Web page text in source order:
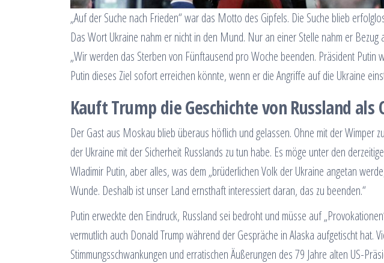
„Auf der Suche nach Frieden“ war das Motto des Gipfels. Die Suche blieb
Das Wort Ukraine nahm er nicht in den Mund. Nur an einer Stelle nahm er Bezug
„Wir werden das Sterben von Fünftausend pro Woche beenden. Präsident Putin
Putin dieses Ziel sofort erreichen könnte, wenn er die Angriffe auf die Ukraine
Kauft Trump die Geschichte von Russland als
Der Gast aus Moskau blieb überaus höflich und gelassen. Ohne mit der Wimper
der Ukraine mit der Sicherheit Russlands zu tun habe. Es möge unter den
Wladimir Putin, aber alles, was dem „brüderlichen Volk der Ukraine angetan
Wunde. Deshalb ist unser Land ernsthaft interessiert daran, das zu beenden.“
Putin erweckte den Eindruck, Russland sei bedroht und müsse auf
vermutlich auch Donald Trump während der Gespräche in Alaska aufgetischt hat.
Stimmungsschwankungen und erratischen Äußerungen des 79 Jahre alten US-